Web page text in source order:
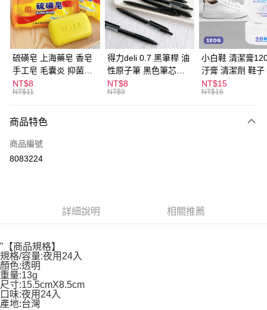
Apple Pay
街口支付
悠遊付
ATM付款
全家取貨付款
每筆NT$60，滿NT$599(含以上)免運費
付款後全家取貨
每筆NT$60，滿NT$599(含以上)免運費
每筆NT$60，滿NT$599(含以上)免運費
宅配
每筆NT$120，滿NT$1,999(含以上)免運費
硫磺皂 上海藥皂 香皂
手工皂 毛囊炎 抑菌除
蟎 清潔護膚 去油去痘
寵物皮膚病 狗狗貓咪
NT$8
NT$11
得力deli 0.7 黑筆桿 油
性原子筆 黑色筆芯
S304
NT$8
NT$9
小白鞋 清潔膏
汙膏 清潔劑 鞋子
漬 白皮鞋 鞋油
NT$15
NT$16
商品特色
商品編號
8083224
詳細說明 相關推薦
"【商品規格】
規格/容量:夜用24入
顏色:透明
重量:13g
尺寸:15.5cmX8.5cm
口味:夜用24入
產地:台灣